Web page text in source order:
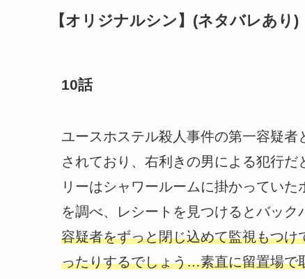
【オリジナルシン】(ネタバレあり)
10話
ユースホステル殺人事件の第一容疑
されており、右利きの男による犯行だ
リーはシャワールームに掛かってい
を調べ、レシートを見つけるとバック
容疑者をずっと閉じ込めて監視もつ
ったりするでしょう…素直に留置場で